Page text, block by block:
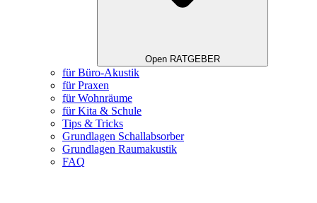
Open RATGEBER
für Büro-Akustik
für Praxen
für Wohnräume
für Kita & Schule
Tips & Tricks
Grundlagen Schallabsorber
Grundlagen Raumakustik
FAQ